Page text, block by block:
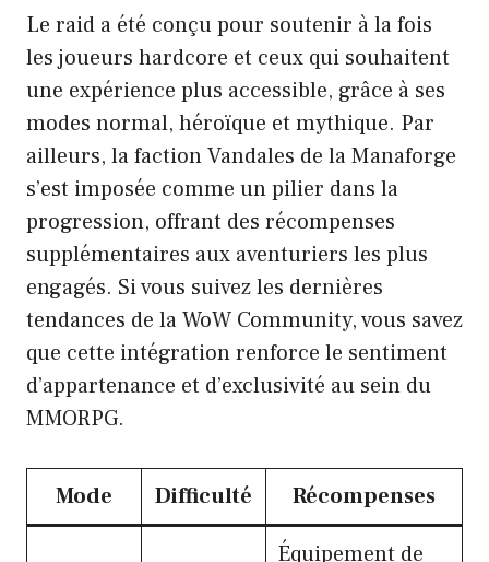
Le raid a été conçu pour soutenir à la fois
les joueurs hardcore et ceux qui souhaitent
une expérience plus accessible, grâce à ses
modes normal, héroïque et mythique. Par
ailleurs, la faction Vandales de la Manaforge
s’est imposée comme un pilier dans la
progression, offrant des récompenses
supplémentaires aux aventuriers les plus
engagés. Si vous suivez les dernières
tendances de la WoW Community, vous savez
que cette intégration renforce le sentiment
d’appartenance et d’exclusivité au sein du
MMORPG.
Mode Difficulté Récompenses
Équipement de